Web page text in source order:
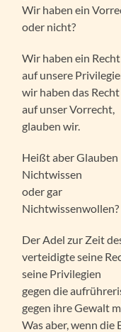
Wir haben ein
oder nicht?
Wir haben ein Recht
auf unsere
wir haben das Recht
auf unser Vorrecht,
glauben wir.
Heißt aber Glauben
Nichtwissen
oder gar
Nichtwissenwollen?
Der Adel zur Zeit
verteidigte seine
seine Privilegien
gegen die
gegen ihre Gewalt
Was aber, wenn die